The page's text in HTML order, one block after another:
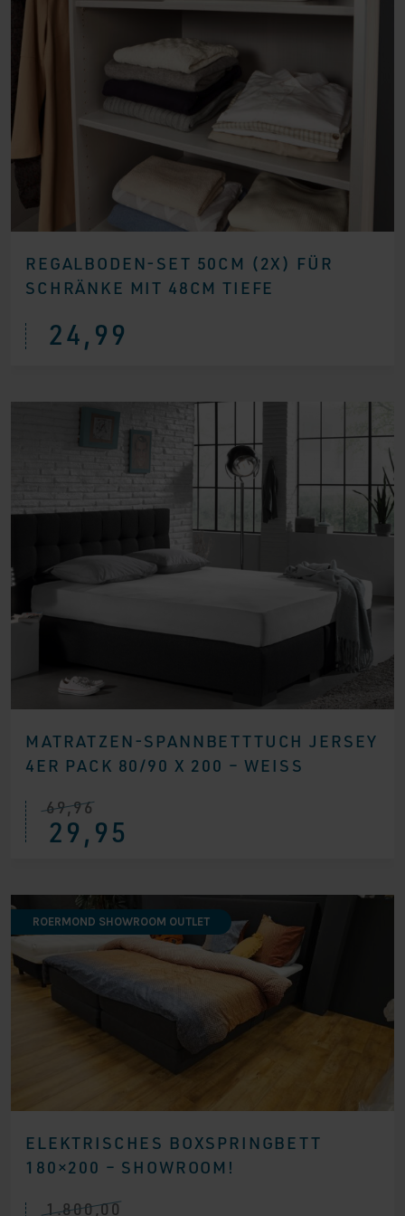
REGALBODEN-SET 50CM (2X) FÜR
SCHRÄNKE MIT 48CM TIEFE
24,99
MATRATZEN-SPANNBETTTUCH JERSEY
4ER PACK 80/90 X 200 – WEISS
69,96
Ursprünglicher
Preis
war:
29,95
Aktueller
Preis
ist:
ELEKTRISCHES BOXSPRINGBETT
180×200 – SHOWROOM!
ROERMOND SHOWROOM OUTLET
1.800,00
Ursprünglicher
Aktueller